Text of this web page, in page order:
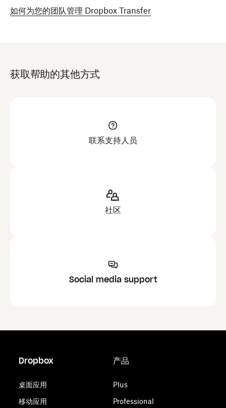
如何为您的团队管理 Dropbox Transfer
获取帮助的其他方式
联系支持人员
社区
Social media support
Dropbox
桌面应用
移动应用
产品
Plus
Professional